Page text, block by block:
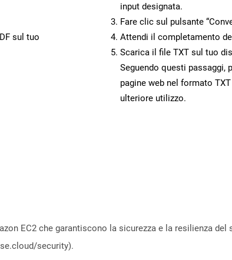
sul tuo
input designata.
Fare clic sul pulsante
Attendi il completamento
Scarica il file TXT sul tuo
Seguendo questi passaggi,
pagine web nel formato
ulteriore utilizzo.
EC2 che garantiscono la sicurezza e la resilienza
security).